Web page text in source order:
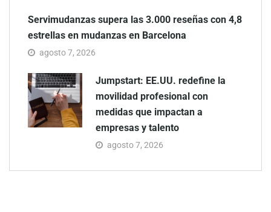
Servimudanzas supera las 3.000 reseñas con 4,8
estrellas en mudanzas en Barcelona
agosto 7, 2026
Jumpstart: EE.UU. redefine la
movilidad profesional con
medidas que impactan a
empresas y talento
agosto 7, 2026